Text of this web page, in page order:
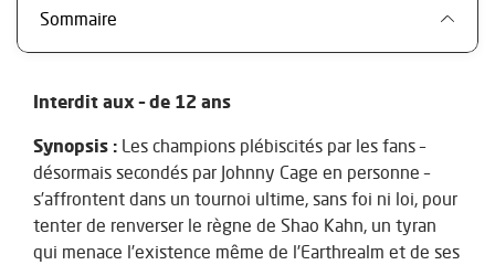
Sommaire
Interdit aux – de 12 ans
Synopsis : Les champions plébiscités par les fans –
désormais secondés par Johnny Cage en personne –
s’affrontent dans un tournoi ultime, sans foi ni loi, pour
tenter de renverser le règne de Shao Kahn, un tyran
qui menace l’existence même de l’Earthrealm et de ses